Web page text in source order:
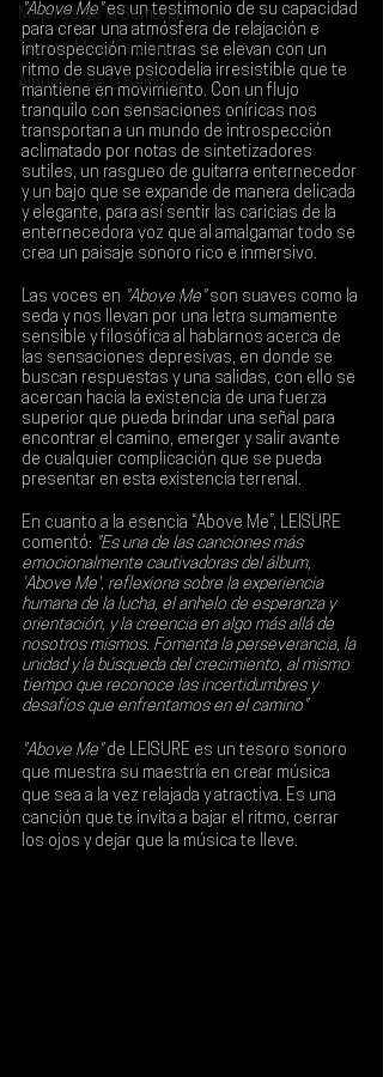
Mejores de la Semana
Talento Mexa Semanal
Álbumes de la Semana
"Above Me" es un testimonio de su capacidad
para crear una atmósfera de relajación e
introspección mientras se elevan con un
ritmo de suave psicodelia irresistible que te
mantiene en movimiento. Con un flujo
tranquilo con sensaciones oníricas nos
transportan a un mundo de introspección
aclimatado por notas de sintetizadores
sutiles, un rasgueo de guitarra enternecedor
y un bajo que se expande de manera delicada
y elegante, para así sentir las caricias de la
enternecedora voz que al amalgamar todo se
crea un paisaje sonoro rico e inmersivo.
Las voces en "Above Me" son suaves como la
seda y nos llevan por una letra sumamente
sensible y filosófica al hablarnos acerca de
las sensaciones depresivas, en donde se
buscan respuestas y una salidas, con ello se
acercan hacia la existencia de una fuerza
superior que pueda brindar una señal para
encontrar el camino, emerger y salir avante
de cualquier complicación que se pueda
presentar en esta existencia terrenal.
En cuanto a la esencia “Above Me”, LEISURE
comentó: "Es una de las canciones más
emocionalmente cautivadoras del álbum,
'Above Me', reflexiona sobre la experiencia
humana de la lucha, el anhelo de esperanza y
orientación, y la creencia en algo más allá de
nosotros mismos. Fomenta la perseverancia, la
unidad y la búsqueda del crecimiento, al mismo
tiempo que reconoce las incertidumbres y
desafíos que enfrentamos en el camino"
"Above Me" de LEISURE es un tesoro sonoro
que muestra su maestría en crear música
que sea a la vez relajada y atractiva. Es una
canción que te invita a bajar el ritmo, cerrar
los ojos y dejar que la música te lleve.